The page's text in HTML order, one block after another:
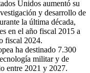
Unidos aumentó su
y desarrollo de
la última década,
en el año fiscal 2015 a
fiscal 2024.
ha destinado 7.300
militar y de
entre 2021 y 2027.